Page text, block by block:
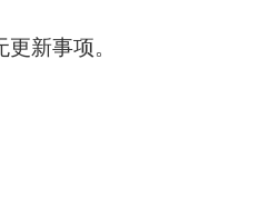
新事项。